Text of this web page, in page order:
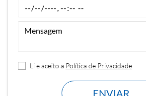
Li e aceito a Política de Privacidade
ENVIAR